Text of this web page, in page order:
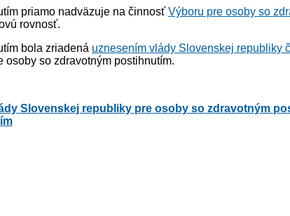
priamo nadväzuje na činnosť Výboru pre osoby so
rovnosť.
bola zriadená uznesením vlády Slovenskej republiky
so zdravotným postihnutím.
Slovenskej republiky pre osoby so zdravotným